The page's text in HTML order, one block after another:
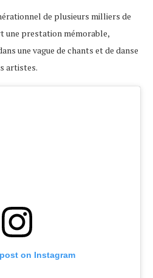
de plusieurs milliers de
une prestation mémorable,
une vague de chants et de danse
artistes.
on Instagram